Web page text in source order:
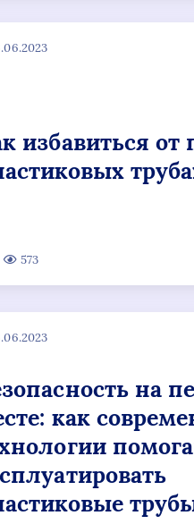
избавиться от
573
на
как